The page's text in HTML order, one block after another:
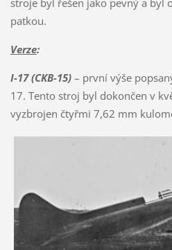
stroje byl řešen jako pevný a byl
patkou.
Verze:
I-17 (CKB-15)– první výše
17. Tento stroj byl dokončen v
vyzbrojen čtyřmi 7,62 mm